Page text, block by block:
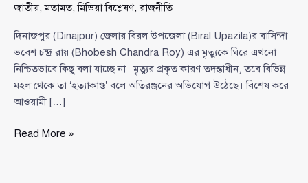
জাতীয়,মতামত,মিডিয়া বিশ্লেষণ,রাজনীতি
দিনাজপুর (Dinajpur) জেলার বিরল উপজেলা (Biral Upazila)র বাসিন্দা
ভবেশ চন্দ্র রায় (Bhobesh Chandra Roy) এর মৃত্যুকে ঘিরে এখনো
নিশ্চিতভাবে কিছু বলা যাচ্ছে না। মৃত্যুর প্রকৃত কারণ তদন্তাধীন, তবে বিভিন্ন
মহল থেকে তা ‘হত্যাকাণ্ড’ বলে অতিরঞ্জনের অভিযোগ উঠেছে। বিশেষ করে
আওয়ামী […]
ভবেশ
Read More »